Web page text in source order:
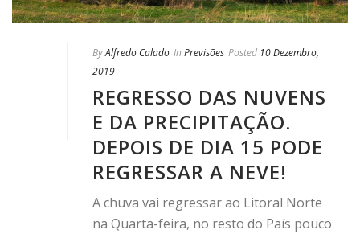
ByAlfredo Calado In Previsões Posted 10 Dezembro,
2019
REGRESSO DAS NUVENS
E DA PRECIPITAÇÃO.
DEPOIS DE DIA 15 PODE
REGRESSAR A NEVE!
A chuva vai regressar ao Litoral Norte
na Quarta-feira, no resto do País pouco